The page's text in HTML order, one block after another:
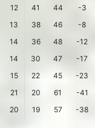
12 41 44
-3
13 38 46
-8
14 36 48
-12
14 30 47
-17
15 22 45
-23
21 20 61
-41
20 19 57 -38